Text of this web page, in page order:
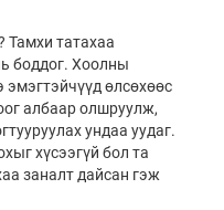
Тамхи татахаа
боддог. Хоолны
өлсөхөөс
албаар олшруулж,
ундаа уудаг.
хүсээгүй бол та
заналт дайсан гэж